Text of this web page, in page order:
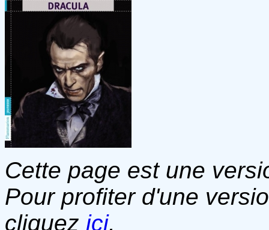
Cette page est une
Pour profiter d'une
cliquez ici.